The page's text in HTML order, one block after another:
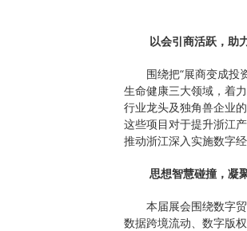
以会引商活跃，助
围绕把“展商变成投
生命健康三大领域，着
行业龙头及独角兽企业
这些项目对于提升浙江
推动浙江深入实施数字
思想智慧碰撞，凝
本届展会围绕数字
数据跨境流动、数字版